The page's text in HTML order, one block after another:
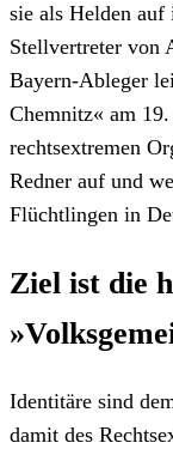
sie als Helden
Stellvertreter von
Bayern-Ableger
Chemnitz« am
rechtsextremen
Redner auf und
Flüchtlingen in
Ziel ist die
Identitäre sind
damit des